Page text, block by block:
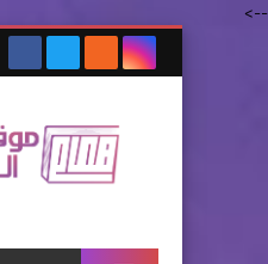
-->